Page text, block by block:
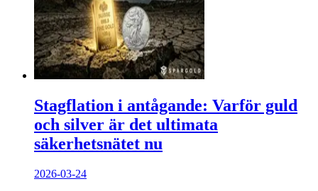
Stagflation i antågande: Varför guld
och silver är det ultimata
säkerhetsnätet nu
2026-03-24